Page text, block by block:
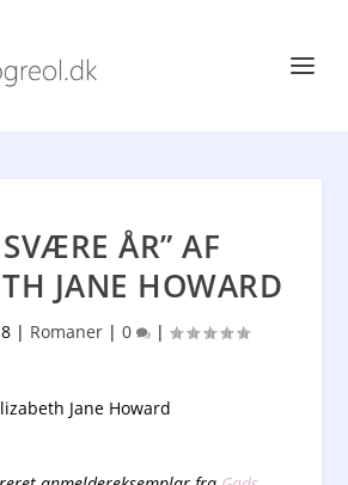
ÅR” AF
JANE HOWARD
| Romaner| 0 |